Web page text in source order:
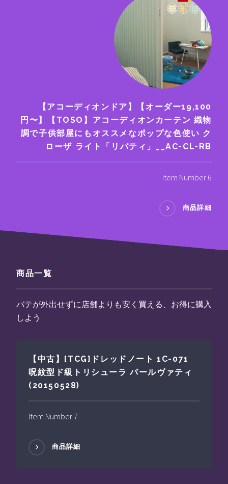
【アコーディオンドア】【オーダー19,100
円〜】【TOSO】アコーディオンカーテン 織物
調で子供部屋にもオススメなポップな色使い ク
ローザ ライト「リバティ」__AC-CL-RB
Item Number 6
商品詳細
商品一覧
バテが外出せずに店舗よりも安く買える、お得に購入
しよう
【中古】[TCG]ドレッドノート 1C-071
呪紋型ド級トリシューラ パールヴァティ
(20150528)
Item Number 7
商品詳細